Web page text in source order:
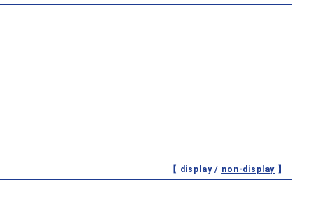
【 display / non-display 】